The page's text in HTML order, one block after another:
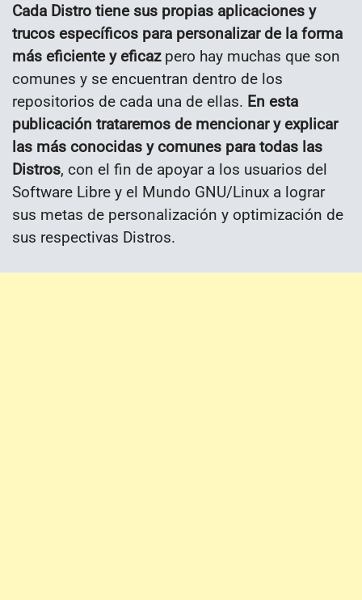
Cada Distro tiene sus propias aplicaciones y
trucos específicos para personalizar de la forma
más eficiente y eficazpero hay muchas que son
comunes y se encuentran dentro de los
repositorios de cada una de ellas. En esta
publicación trataremos de mencionar y explicar
las más conocidas y comunes para todas las
Distros, con el fin de apoyar a los usuarios del
Software Libre y el Mundo GNU/Linux a lograr
sus metas de personalización y optimización de
sus respectivas Distros.